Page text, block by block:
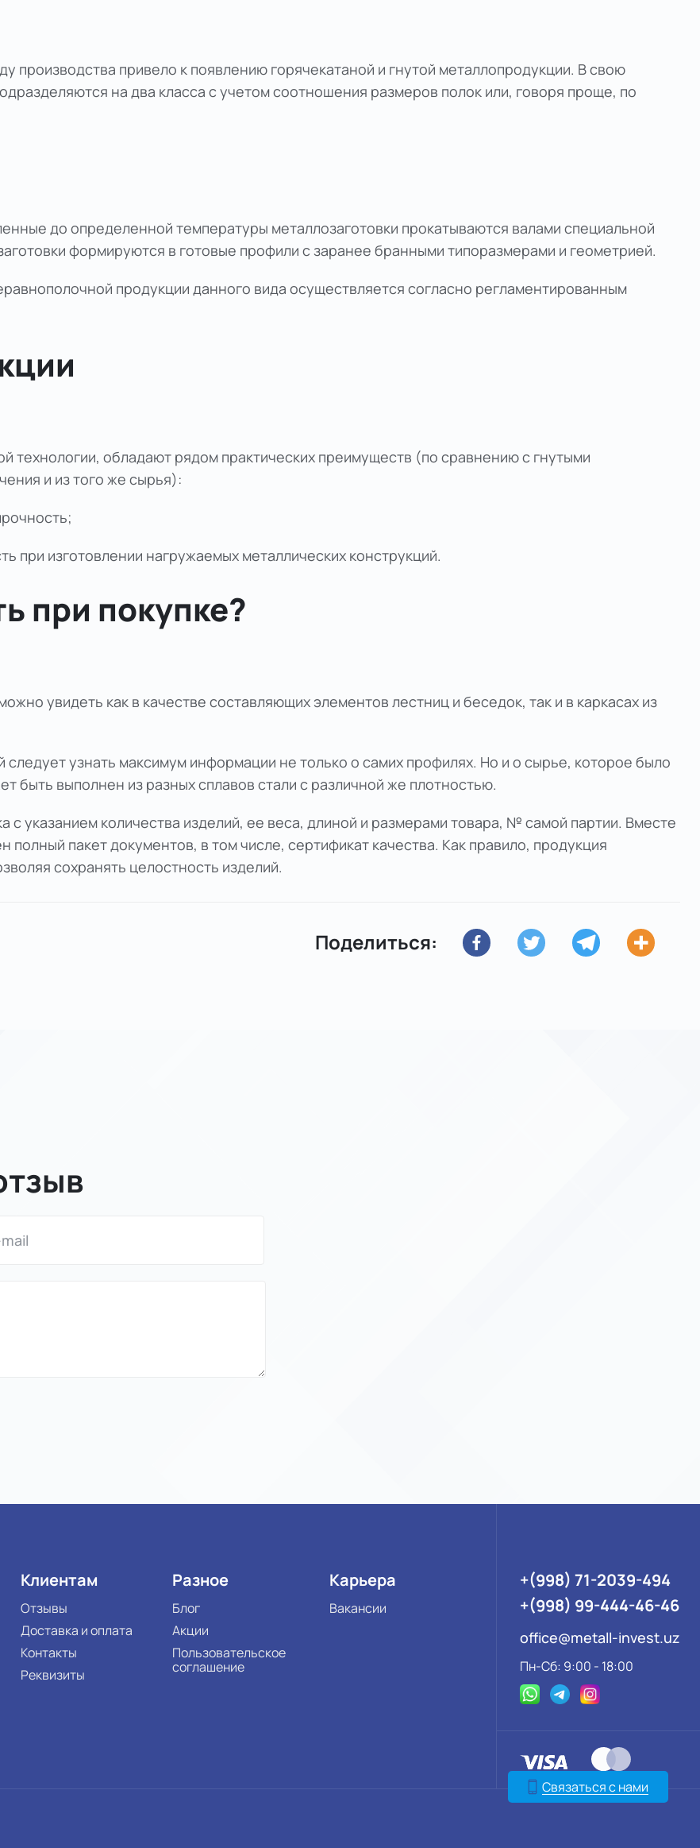
производства привело к появлению горячекатаной и гнутой металлопродукции. В свою
на два класса с учетом соотношения размеров полок или, говоря проще, по
до определенной температуры металлозаготовки прокатываются валами специальной
формируются в готовые профили с заранее бранными типоразмерами и геометрией.
продукции данного вида осуществляется согласно регламентированным
технологии, обладают рядом практических преимуществ (по сравнению с гнутыми
и из того же сырья):
при изготовлении нагружаемых металлических конструкций.
при покупке?
увидеть как в качестве составляющих элементов лестниц и беседок, так и в каркасах из
узнать максимум информации не только о самих профилях. Но и о сырье, которое было
быть выполнен из разных сплавов стали с различной же плотностью.
с указанием количества изделий, ее веса, длиной и размерами товара, № самой партии. Вместе
пакет документов, в том числе, сертификат качества. Как правило, продукция
сохранять целостность изделий.
Поделиться:
Клиентам
Отзывы
Доставка и оплата
Контакты
Реквизиты
Разное
Блог
Акции
Пользовательское
соглашение
Карьера
Вакансии
+(998) 71-2039-494
+(998) 99-444-46-46
office@metall-invest.uz
Пн-Сб: 9:00 - 18:00
Связаться с нами